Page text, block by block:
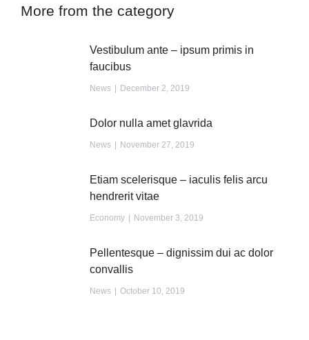
More from the category
Vestibulum ante – ipsum primis in
faucibus
News December 2, 2019
Dolor nulla amet glavrida
News November 27, 2019
Etiam scelerisque – iaculis felis arcu
hendrerit vitae
Economy November 3, 2019
Pellentesque – dignissim dui ac dolor
convallis
News October 10, 2019